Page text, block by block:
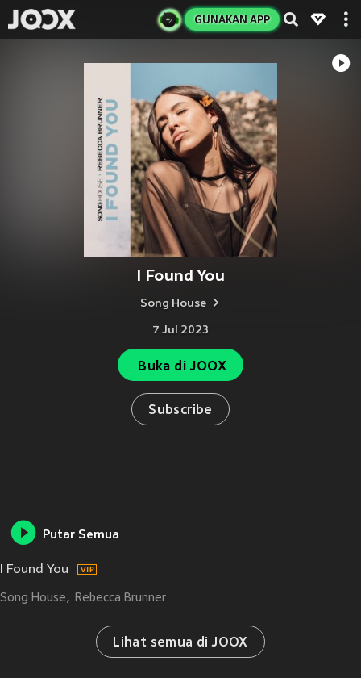
GUNAKAN APP
I Found You
Song House
7 Jul 2023
Buka di JOOX
Subscribe
Putar Semua
I Found You
Song House Rebecca Brunner
Lihat semua di JOOX